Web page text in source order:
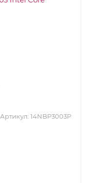
Артикул: 14NBP3003P